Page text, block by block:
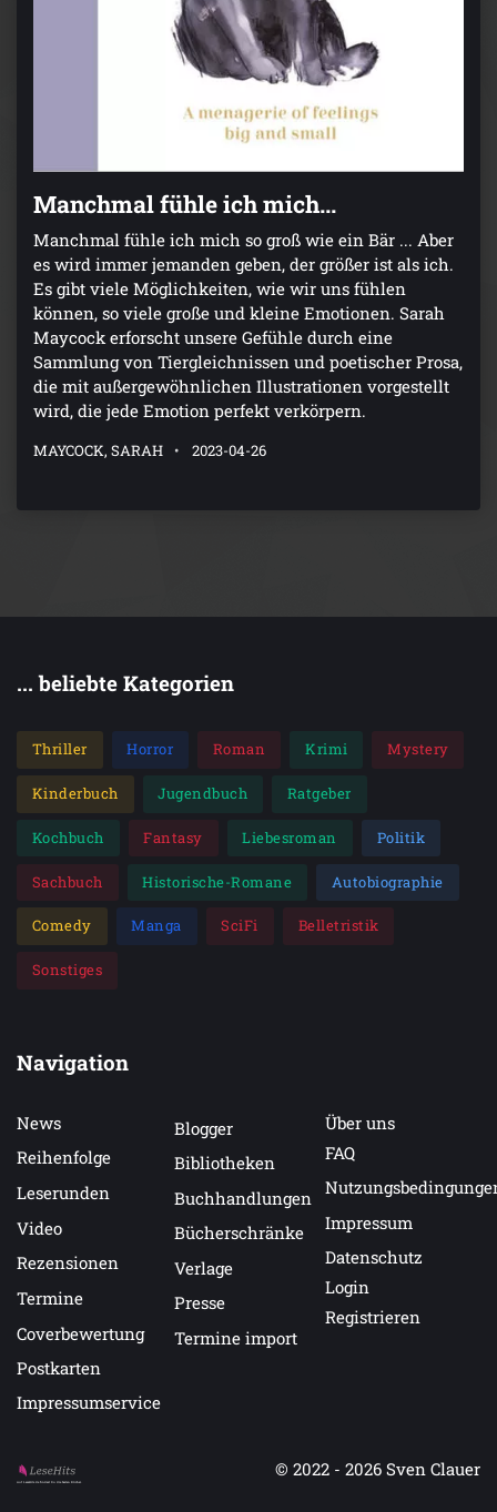
Manchmal fühle ich mich...
Manchmal fühle ich mich so groß wie ein Bär ... Aber
es wird immer jemanden geben, der größer ist als ich.
Es gibt viele Möglichkeiten, wie wir uns fühlen
können, so viele große und kleine Emotionen. Sarah
Maycock erforscht unsere Gefühle durch eine
Sammlung von Tiergleichnissen und poetischer Prosa,
die mit außergewöhnlichen Illustrationen vorgestellt
wird, die jede Emotion perfekt verkörpern.
MAYCOCK, SARAH 2023-04-26
... beliebte Kategorien
Thriller Horror Roman Krimi Mystery
Kinderbuch Jugendbuch Ratgeber
Kochbuch Fantasy Liebesroman Politik
Sachbuch Historische-Romane Autobiographie
Comedy Manga SciFi Belletristik
Sonstiges
Navigation
News
Reihenfolge
Leserunden
Video
Rezensionen
Termine
Coverbewertung
Postkarten
Impressumservice
Blogger
Bibliotheken
Buchhandlungen
Bücherschränke
Verlage
Presse
Termine import
Über uns
FAQ
Impressum
Datenschutz
Login
Registrieren
Auf LeseHits.de findest Du die besten Bücher.
© 2022 - 2026 Sven Clauer